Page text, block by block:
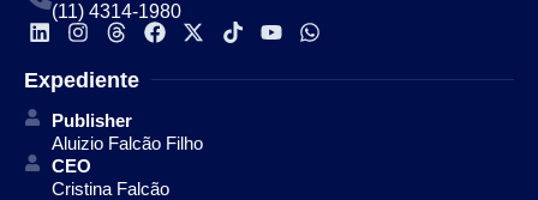
(11) 4314-1980
Expediente
Publisher
Aluizio Falcão Filho
CEO
Cristina Falcão